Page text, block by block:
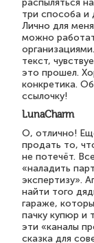
распыляться
три способа и
Лично для
можно
текст,
это прошел.
конкретика.
ссылочку!
LunaCharm
О, отлично!
продать то,
не потечёт.
«наладить
экспертизу».
найти того
гараже,
пачку купюр и
эти «каналы
сказка для